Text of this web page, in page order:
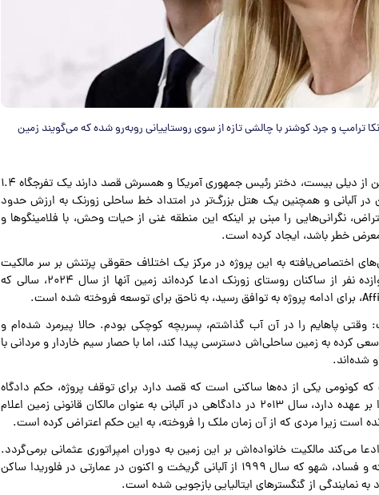
ترامپ و جرد کوشنر با چالشی تازه از سوی روستاییانی روبه‌رو شده که می‌گویند زمین
و به نقل از اطلاعات آنلاین از دیلی بیست، دختر رئیس‌ جمهوری آمریکا و همسرش قصد دارند یک تفرجگاه ۱.۴
در آلبانی و همچنین یک هتل بزرگ‌تر در امتداد خط ساحلی زورنک به ارزش حدود
نگرانی‌هایی را مبنی بر اینکه این منطقه غنی از حیات وحش، با فلامینگوها و
خطر باشد، ایجاد کرده است.
اختصاص‌یافته به این پروژه در مرکز یک اختلاف حقوقی پرتنش بر سر مالکیت
قرار دارد، به این جنجال افزوده است. دوازده نفر از ساکنان روستای زورنک ادعا کرده‌اند زمین آنها از سال ۲۰۲۴، سالی که
به رویترز گفت: وقتی پاهایم را در آن آب گذاشتم، پسربچه کوچکی بودم. حالا پیرمرد شده‌ام و
کرده به زمین ساحلی‌اش دسترسی پیدا کند، اما با حصار سیم خاردار و مردانی با
شده‌اند.
که کونومی یکی از ده‌ها ساکنی است که قصد دارد برای توقف پروژه، حکم دادگاه
بگیرد. او گفت ساکنانی که او وکالت آنها را بر عهده دارد، سال ۲۰۱۳ در دادگاهی در آلبانی به عنوان مالکان قانونی زمین اعلام
است زیرا مردی که از آن زمان ملک را فروخته، به این حکم اعتراض کرده است.
می‌کند مالکیت خانواده‌اش بر این زمین به دوران امپراتوری عثمانی برمی‌گردد.
طبق گزارش پروژه گزارش جرایم سازمان‌یافته و فساد، شهو که سال ۱۹۹۹ از آلبانی گریخت و اکنون در عمارتی در فلوریدا ساکن
نمایندگی از گنگسترهای ایتالیایی بازجویی شده است.